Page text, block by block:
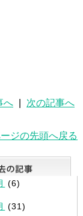
へ 次の記事へ
ジの先頭へ戻る
(6)
(31)